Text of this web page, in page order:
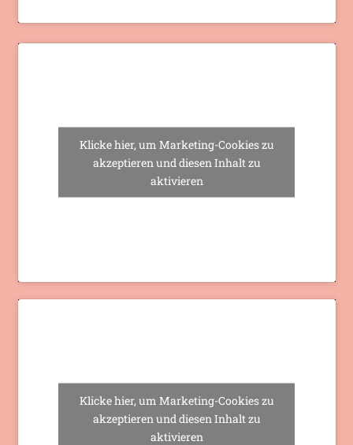
Klicke hier, um Marketing-Cookies zu
akzeptieren und diesen Inhalt zu
aktivieren
Klicke hier, um Marketing-Cookies zu
akzeptieren und diesen Inhalt zu
aktivieren